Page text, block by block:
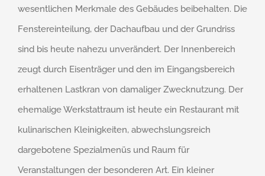
wesentlichen Merkmale des Gebäudes beibehalten. Die
Fenstereinteilung, der Dachaufbau und der Grundriss
sind bis heute nahezu unverändert. Der Innenbereich
zeugt durch Eisenträger und den im Eingangsbereich
erhaltenen Lastkran von damaliger Zwecknutzung. Der
ehemalige Werkstattraum ist heute ein Restaurant mit
kulinarischen Kleinigkeiten, abwechslungsreich
dargebotene Spezialmenüs und Raum für
Veranstaltungen der besonderen Art. Ein kleiner